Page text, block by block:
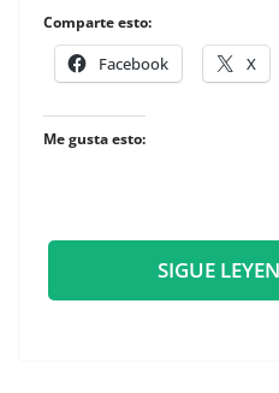
Comparte esto:
Facebook X
Me gusta esto:
SIGUE